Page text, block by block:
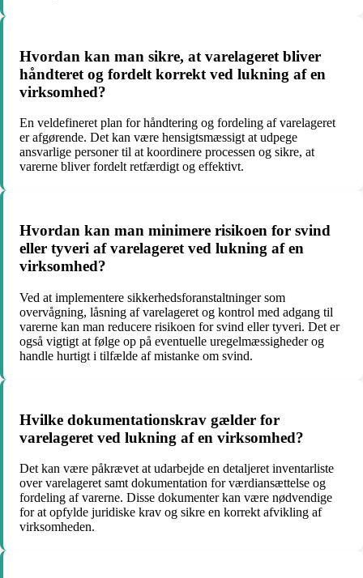
Hvordan kan man sikre, at varelageret bliver
håndteret og fordelt korrekt ved lukning af en
virksomhed?
En veldefineret plan for håndtering og fordeling af varelageret
er afgørende. Det kan være hensigtsmæssigt at udpege
ansvarlige personer til at koordinere processen og sikre, at
varerne bliver fordelt retfærdigt og effektivt.
Hvordan kan man minimere risikoen for svind
eller tyveri af varelageret ved lukning af en
virksomhed?
Ved at implementere sikkerhedsforanstaltninger som
overvågning, låsning af varelageret og kontrol med adgang til
varerne kan man reducere risikoen for svind eller tyveri. Det er
også vigtigt at følge op på eventuelle uregelmæssigheder og
handle hurtigt i tilfælde af mistanke om svind.
Hvilke dokumentationskrav gælder for
varelageret ved lukning af en virksomhed?
Det kan være påkrævet at udarbejde en detaljeret inventarliste
over varelageret samt dokumentation for værdiansættelse og
fordeling af varerne. Disse dokumenter kan være nødvendige
for at opfylde juridiske krav og sikre en korrekt afvikling af
virksomheden.